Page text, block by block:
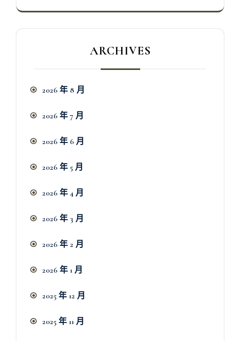
ARCHIVES
2026 年 8 月
2026 年 7 月
2026 年 6 月
2026 年 5 月
2026 年 4 月
2026 年 3 月
2026 年 2 月
2026 年 1 月
2025 年 12 月
2025 年 11 月